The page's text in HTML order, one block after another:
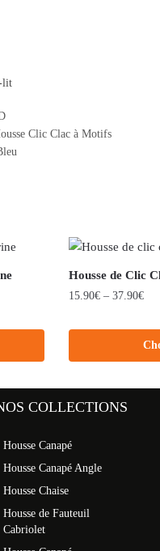
lit
Clic Clac à Motifs
Housse de Clic
15.90€ – 37.90€
COLLECTIONS
Housse Canapé
Housse Canapé Angle
Housse Chaise
Housse de Fauteuil
Cabriolet